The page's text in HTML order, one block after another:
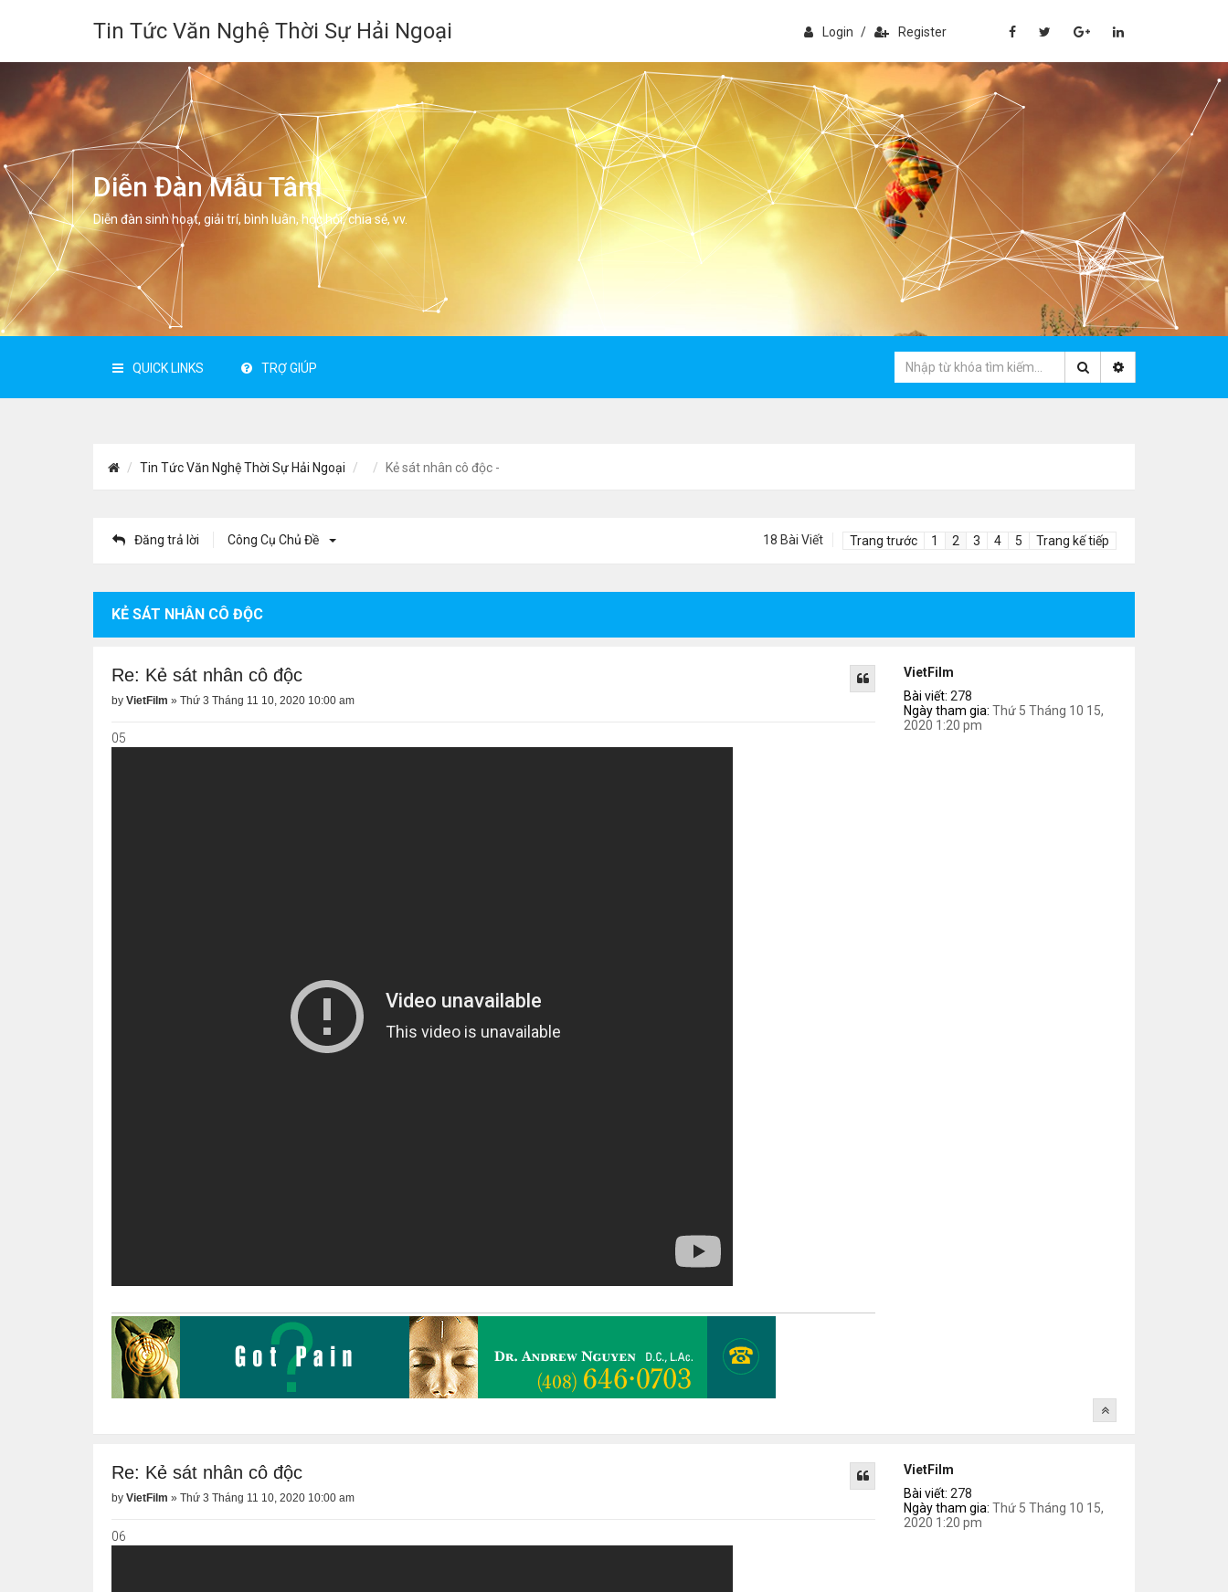
Tin Tức Văn Nghệ Thời Sự Hải Ngoại Login / Register
Diễn Đàn Mẫu Tâm
Diễn đàn sinh hoạt, giải trí, bình luân, học hỏi, chia sẻ, vv.
QUICK LINKS TRỢ GIÚP
Tin Tức Văn Nghệ Thời Sự Hải Ngoại Kẻ sát nhân cô độc -
Đăng trả lời Công Cụ Chủ Đề 18 Bài Viết Trang trước 1 2 3 4 5 Trang kế tiếp
KẺ SÁT NHÂN CÔ ĐỘC
VietFilm
Bài viết: 278
Ngày tham gia: Thứ 5 Tháng 10 15,
2020 1:20 pm
Re: Kẻ sát nhân cô độc
by VietFilm » Thứ 3 Tháng 11 10, 2020 10:00 am
05
VietFilm
Bài viết: 278
Ngày tham gia: Thứ 5 Tháng 10 15,
2020 1:20 pm
Re: Kẻ sát nhân cô độc
by VietFilm » Thứ 3 Tháng 11 10, 2020 10:00 am
06